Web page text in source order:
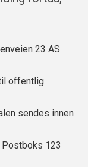
23 AS
offentlig
sendes innen
Postboks 123